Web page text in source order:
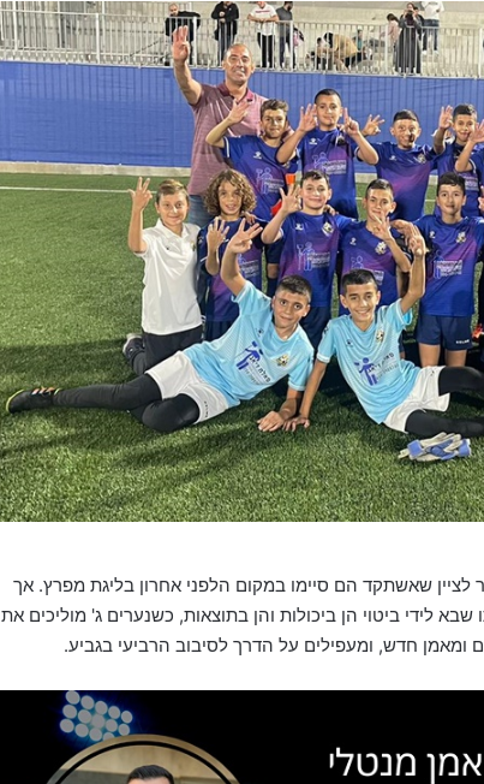
שאשתקד הם סיימו במקום הלפני אחרון בליגת מפרץ. אך
לידי ביטוי הן ביכולות והן בתוצאות, כשנערים ג' מוליכים את
חדש, ומעפילים על הדרך לסיבוב הרביעי בגביע.